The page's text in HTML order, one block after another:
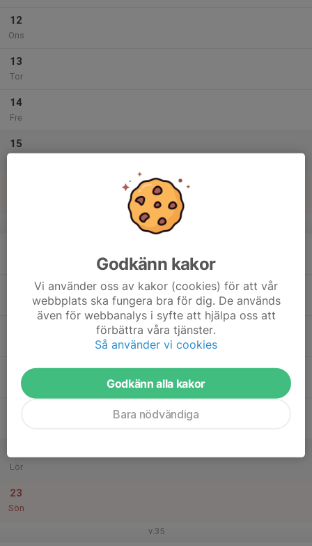
12
Ons
13
Tor
14
Fre
15
v.34
Tor
Lör
23
Sön
v.35
Godkänn kakor
Vi använder oss av kakor (cookies) för att vår
webbplats ska fungera bra för dig. De används
även för webbanalys i syfte att hjälpa oss att
förbättra våra tjänster.
Så använder vi cookies
Godkänn alla kakor
Bara nödvändiga